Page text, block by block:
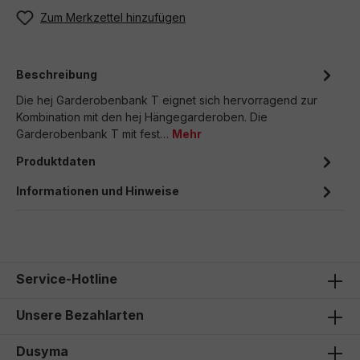
Zum Merkzettel hinzufügen
Beschreibung
Die hej Garderobenbank T eignet sich hervorragend zur
Kombination mit den hej Hängegarderoben. Die
Garderobenbank T mit fest… Mehr
Produktdaten
Informationen und Hinweise
Service-Hotline
Unsere Bezahlarten
Dusyma